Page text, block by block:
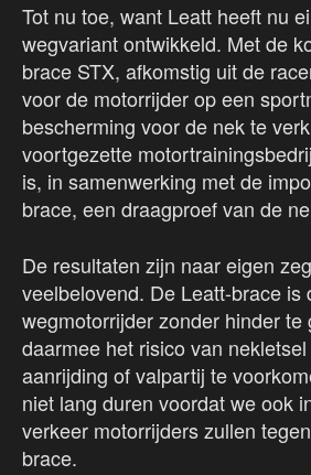
Tot nu toe, want Leatt heeft nu
wegvariant ontwikkeld. Met de
brace STX, afkomstig uit de
voor de motorrijder op een
bescherming voor de nek te
voortgezette
is, in samenwerking met de
brace, een draagproef van de
De resultaten zijn naar eigen
veelbelovend. De Leatt-brace is
wegmotorrijder zonder hinder
daarmee het risico van
aanrijding of valpartij te
niet lang duren voordat we ook
verkeer motorrijders zullen
brace.